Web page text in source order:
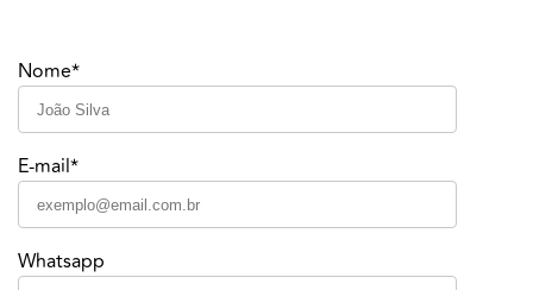
Nome*
E-mail*
Whatsapp